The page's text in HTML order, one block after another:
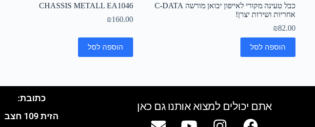
כבל טעינה מקורי לאייפון יבואן מורשה C-DATA
אחריות ושירות יצרן!
₪82.00
הוספה לסל
CHASSIS METALL EA1046
₪160.00
הוספה לסל
אתם יכולים למצוא אותנו גם כאן
כתובת:
הזית 109 חצב